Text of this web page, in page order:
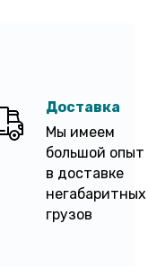
Доставка
Мы имеем
большой опыт
в доставке
негабаритных
грузов